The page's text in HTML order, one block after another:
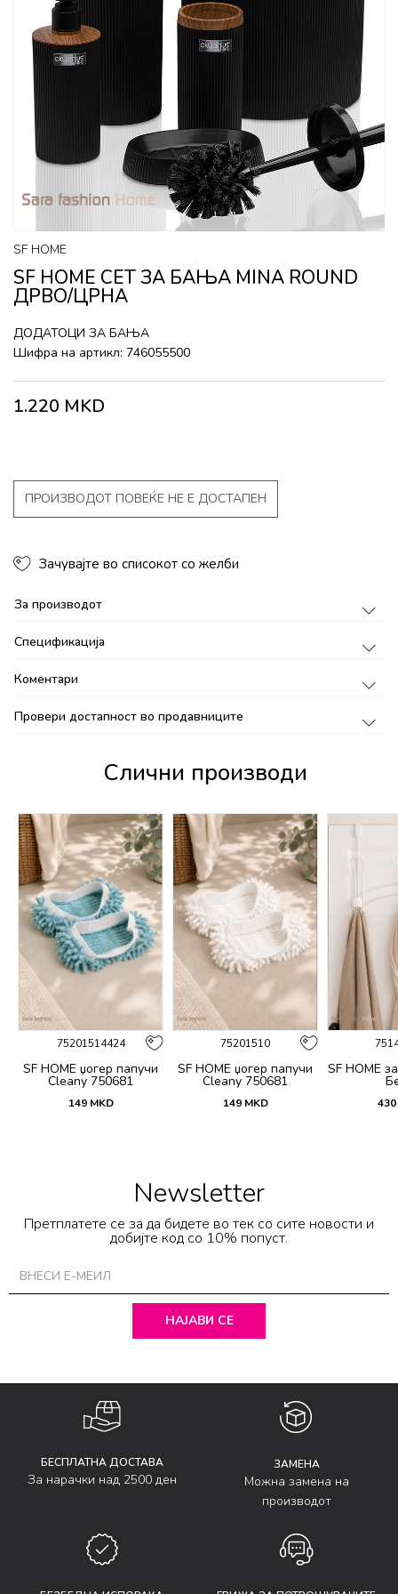
SF HOME
SF HOME СЕТ ЗА БАЊА MINA ROUND
ДРВО/ЦРНА
ДОДАТОЦИ ЗА БАЊА
Шифра на артикл: 746055500
1.220 MKD
ПРОИЗВОДОТ ПОВЕЌЕ НЕ Е ДОСТАПЕН
Зачувајте во списокот со желби
За производот
Спецификација
Коментари
Провери достапност во продавниците
Слични производи
75201514424
SF HOME џогер папучи
Cleany 750681
149 MKD
75201510
SF HOME џогер папучи
Cleany 750681
149 MKD
SF HOME
430
Newsletter
Претплатете се за да бидете во тек со сите новости и
добијте код со 10% попуст.
НАЈАВИ СЕ
БЕСПЛАТНА ДОСТАВА
За нарачки над 2500 ден
ЗАМЕНА
Можна замена на
производот